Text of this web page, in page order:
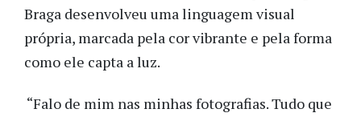
Braga desenvolveu uma linguagem visual
própria, marcada pela cor vibrante e pela forma
como ele capta a luz.
“Falo de mim nas minhas fotografias. Tudo que